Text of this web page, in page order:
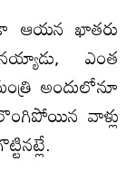
ఆయన ఖాతరు
ఎంత
అందులోనూ
వాళ్లు